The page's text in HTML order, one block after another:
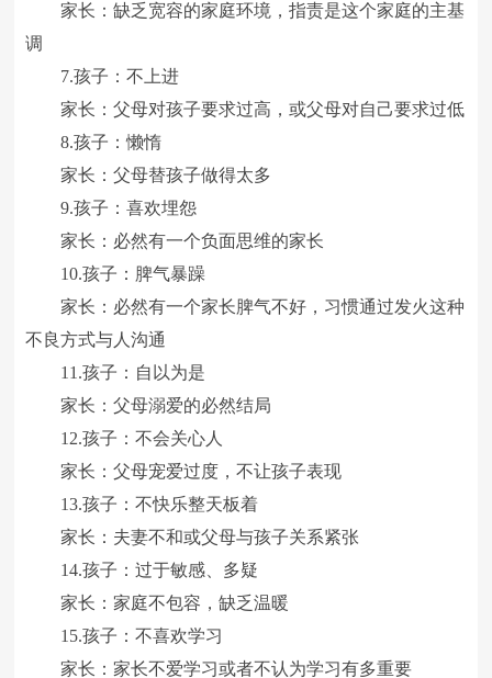
家长：缺乏宽容的家庭环境，指责是这个家庭的主基
调
7.孩子：不上进
家长：父母对孩子要求过高，或父母对自己要求过低
8.孩子：懒惰
家长：父母替孩子做得太多
9.孩子：喜欢埋怨
家长：必然有一个负面思维的家长
10.孩子：脾气暴躁
家长：必然有一个家长脾气不好，习惯通过发火这种
不良方式与人沟通
11.孩子：自以为是
家长：父母溺爱的必然结局
12.孩子：不会关心人
家长：父母宠爱过度，不让孩子表现
13.孩子：不快乐整天板着
家长：夫妻不和或父母与孩子关系紧张
14.孩子：过于敏感、多疑
家长：家庭不包容，缺乏温暖
15.孩子：不喜欢学习
家长：家长不爱学习或者不认为学习有多重要